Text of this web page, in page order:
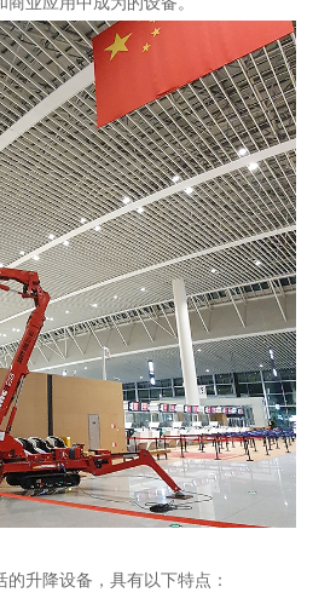
升降设备，具有以下特点：